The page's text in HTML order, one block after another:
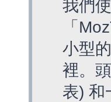
我們
「
小型
裡。
表) 和